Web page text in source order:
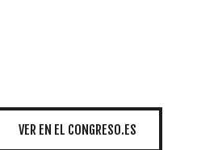
VER EN EL CONGRESO.ES